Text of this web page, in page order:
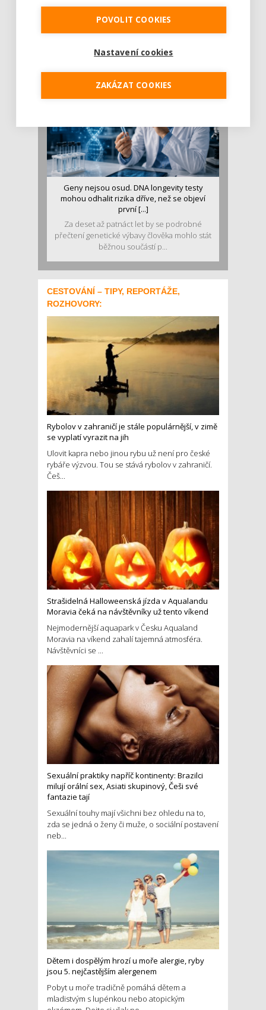
Je jen pro sportovce, přiberu po něm a ve
stravě ho mám dostatek. Znáte nejčastějš [...]
Pojem protein již nějakou dobu rezonuje
se o ně...
Geny nejsou osud. DNA longevity testy
mohou odhalit rizika dříve, než se objeví
první [...]
Za deset až patnáct let by se podrobné
přečtení genetické výbavy člověka mohlo stát
běžnou součástí p...
CESTOVÁNÍ – TIPY, REPORTÁŽE,
ROZHOVORY:
Rybolov v zahraničí je stále populárnější, v zimě
se vyplatí vyrazit na jih
Ulovit kapra nebo jinou rybu už není pro české
rybáře výzvou. Tou se stává rybolov v zahraničí.
Češ...
Strašidelná Halloweenská jízda v Aqualandu
Moravia čeká na návštěvníky už tento víkend
Nejmodernější aquapark v Česku Aqualand
Moravia na víkend zahalí tajemná atmosféra.
Návštěvníci se ...
Sexuální praktiky napříč kontinenty: Brazilci
milují orální sex, Asiati skupinový, Češi své
fantazie tají
Sexuální touhy mají všichni bez ohledu na to,
zda se jedná o ženy či muže, o sociální postavení
neb...
Dětem i dospělým hrozí u moře alergie, ryby
jsou 5. nejčastějším alergenem
Pobyt u moře tradičně pomáhá dětem a
mladistvým s lupénkou nebo atopickým
POVOLIT COOKIES
Nastavení cookies
ZAKÁZAT COOKIES